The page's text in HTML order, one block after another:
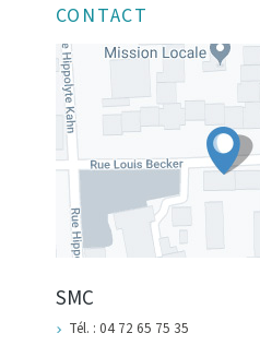
CONTACT
SMC
Tél. : 04 72 65 75 35